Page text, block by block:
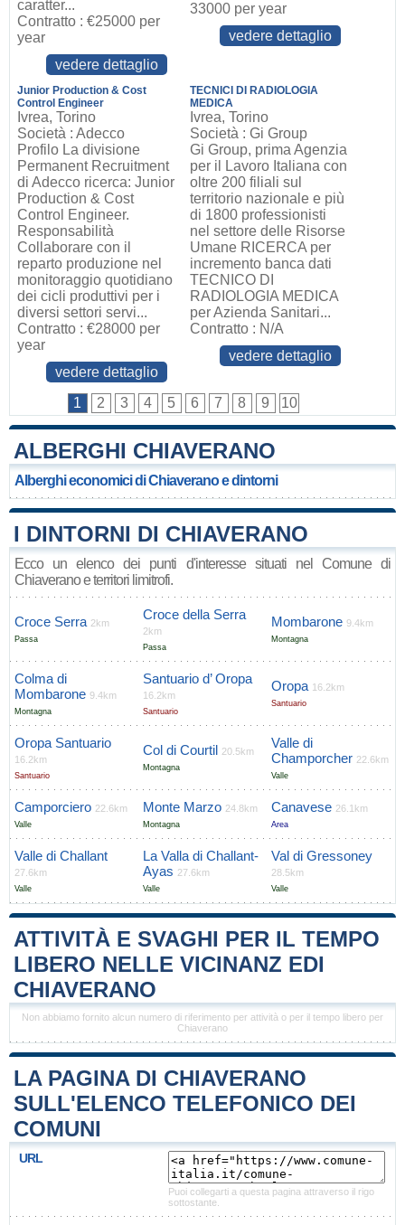
caratter...
Contratto : €25000 per
year
vedere dettaglio
33000 per year
vedere dettaglio
Junior Production & Cost
Control Engineer
Ivrea, Torino
Società : Adecco
Profilo La divisione
Permanent Recruitment
di Adecco ricerca: Junior
Production & Cost
Control Engineer.
Responsabilità
Collaborare con il
reparto produzione nel
monitoraggio quotidiano
dei cicli produttivi per i
diversi settori servi...
Contratto : €28000 per
year
vedere dettaglio
TECNICI DI RADIOLOGIA
MEDICA
Ivrea, Torino
Società : Gi Group
Gi Group, prima Agenzia
per il Lavoro Italiana con
oltre 200 filiali sul
territorio nazionale e più
di 1800 professionisti
nel settore delle Risorse
Umane RICERCA per
incremento banca dati
TECNICO DI
RADIOLOGIA MEDICA
per Azienda Sanitari...
Contratto : N/A
vedere dettaglio
1 2 3 4 5 6 7 8 9 10
ALBERGHI CHIAVERANO
Alberghi economici di Chiaverano e dintorni
I DINTORNI DI CHIAVERANO
Ecco un elenco dei punti d'interesse situati nel Comune di
Chiaverano e territori limitrofi.
Croce Serra 2km
Passa
Croce della Serra
2km
Passa
Mombarone 9.4km
Montagna
Colma di
Mombarone 9.4km
Montagna
Santuario d’ Oropa
16.2km
Santuario
Oropa 16.2km
Santuario
Oropa Santuario
16.2km
Santuario
Col di Courtil 20.5km
Montagna
Valle di
Champorcher 22.6km
Valle
Camporciero 22.6km
Valle
Monte Marzo 24.8km
Montagna
Canavese 26.1km
Area
Valle di Challant
27.6km
Valle
La Valla di Challant-
Ayas 27.6km
Valle
Val di Gressoney
28.5km
Valle
ATTIVITÀ E SVAGHI PER IL TEMPO
LIBERO NELLE VICINANZ EDI
CHIAVERANO
Non abbiamo fornito alcun numero di riferimento per attività o per il tempo libero per
Chiaverano
LA PAGINA DI CHIAVERANO
SULL'ELENCO TELEFONICO DEI
COMUNI
URL
Puoi collegarti a questa pagina attraverso il rigo
sottostante.